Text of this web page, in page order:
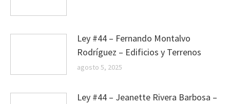
Ley #44 – Fernando Montalvo
Rodríguez – Edificios y Terrenos
agosto 5, 2025
Ley #44 – Jeanette Rivera Barbosa –